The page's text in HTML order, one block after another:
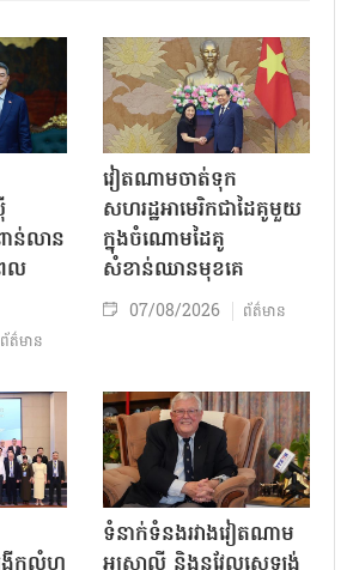
ន់លាន
េល
ព័ត៌មាន
វៀតណាមចាត់ទុក
សហរដ្ឋអាមេរិកជាដៃគូមួយ
ក្នុងចំណោមដៃគូ
សំខាន់ឈានមុខគេ
07/08/2026 ព័ត៌មាន
ទំនាក់ទំនងរវាងវៀតណាម